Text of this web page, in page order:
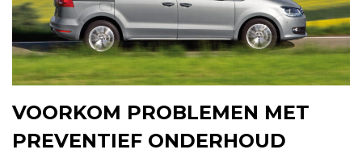
VOORKOM PROBLEMEN MET
PREVENTIEF ONDERHOUD